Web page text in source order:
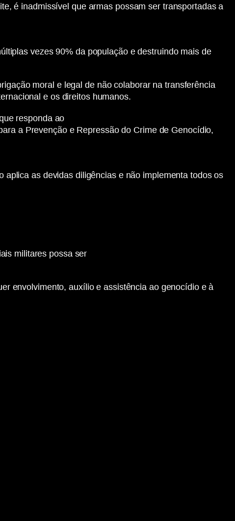
é inadmissível que armas possam ser transportadas a
vezes 90% da população e destruindo mais de
moral e legal de não colaborar na transferência
e os direitos humanos.
responda ao
a Prevenção e Repressão do Crime de Genocídio,
as devidas diligências e não implementa todos os
militares possa ser
envolvimento, auxílio e assistência ao genocídio e à